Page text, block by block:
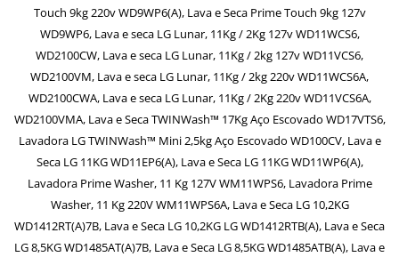
Touch 9kg 220v WD9WP6(A), Lava e Seca Prime Touch 9kg 127v
WD9WP6, Lava e seca LG Lunar, 11Kg / 2Kg 127v WD11WCS6,
WD2100CW, Lava e seca LG Lunar, 11Kg / 2kg 127v WD11VCS6,
WD2100VM, Lava e seca LG Lunar, 11Kg / 2kg 220v WD11WCS6A,
WD2100CWA, Lava e seca LG Lunar, 11Kg / 2Kg 220v WD11VCS6A,
WD2100VMA, Lava e Seca TWINWash™ 17Kg Aço Escovado WD17VTS6,
Lavadora LG TWINWash™ Mini 2,5kg Aço Escovado WD100CV, Lava e
Seca LG 11KG WD11EP6(A), Lava e Seca LG 11KG WD11WP6(A),
Lavadora Prime Washer, 11 Kg 127V WM11WPS6, Lavadora Prime
Washer, 11 Kg 220V WM11WPS6A, Lava e Seca LG 10,2KG
WD1412RT(A)7B, Lava e Seca LG 10,2KG LG WD1412RTB(A), Lava e Seca
LG 8,5KG WD1485AT(A)7B, Lava e Seca LG 8,5KG WD1485ATB(A), Lava e